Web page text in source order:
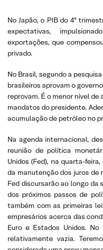
No Japão, o PIB do 4º
expectativas,
exportações, que
privado.
No Brasil, segundo a
brasileiros aprovam o
reprovam. É o menor nível
mandatos do presidente.
acumulação de petróleo no
Na agenda internacional,
reunião de política
Unidos (Fed), na quarta-
da manutenção dos juros de
Fed discursarão ao longo da
dos próximos passos de
também com as primeiras
empresários acerca das
Euro e Estados Unidos.
relativamente vazia.